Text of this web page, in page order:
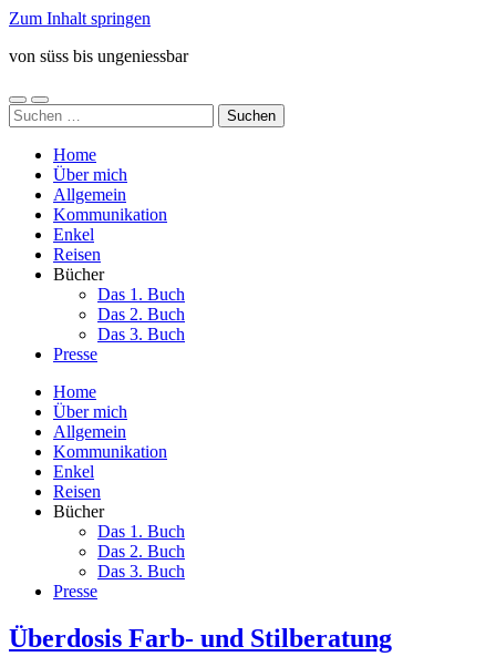
Zum Inhalt springen
von süss bis ungeniessbar
Mobile-
Menü
Suchfeld
ein-/ausblenden
Suchen
nach:
Home
Über mich
Allgemein
Kommunikation
Enkel
Reisen
Bücher
Das 1. Buch
Das 2. Buch
Das 3. Buch
Presse
Home
Über mich
Allgemein
Kommunikation
Enkel
Reisen
Bücher
Das 1. Buch
Das 2. Buch
Das 3. Buch
Presse
Überdosis Farb- und Stilberatung